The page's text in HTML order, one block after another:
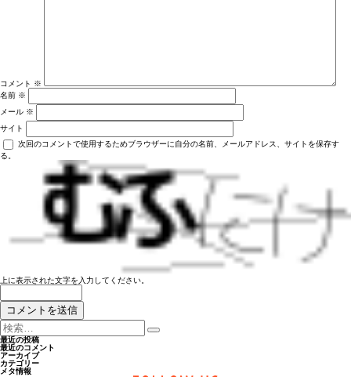
コメント ※
名前 ※
メール ※
サイト
次回のコメントで使用するためブラウザーに自分の名前、メールアドレス、サイトを保存す
る。
上に表示された文字を入力してください。
検
索:
検
最近の投稿
最近のコメント
アーカイブ
カテゴリー
メタ情報